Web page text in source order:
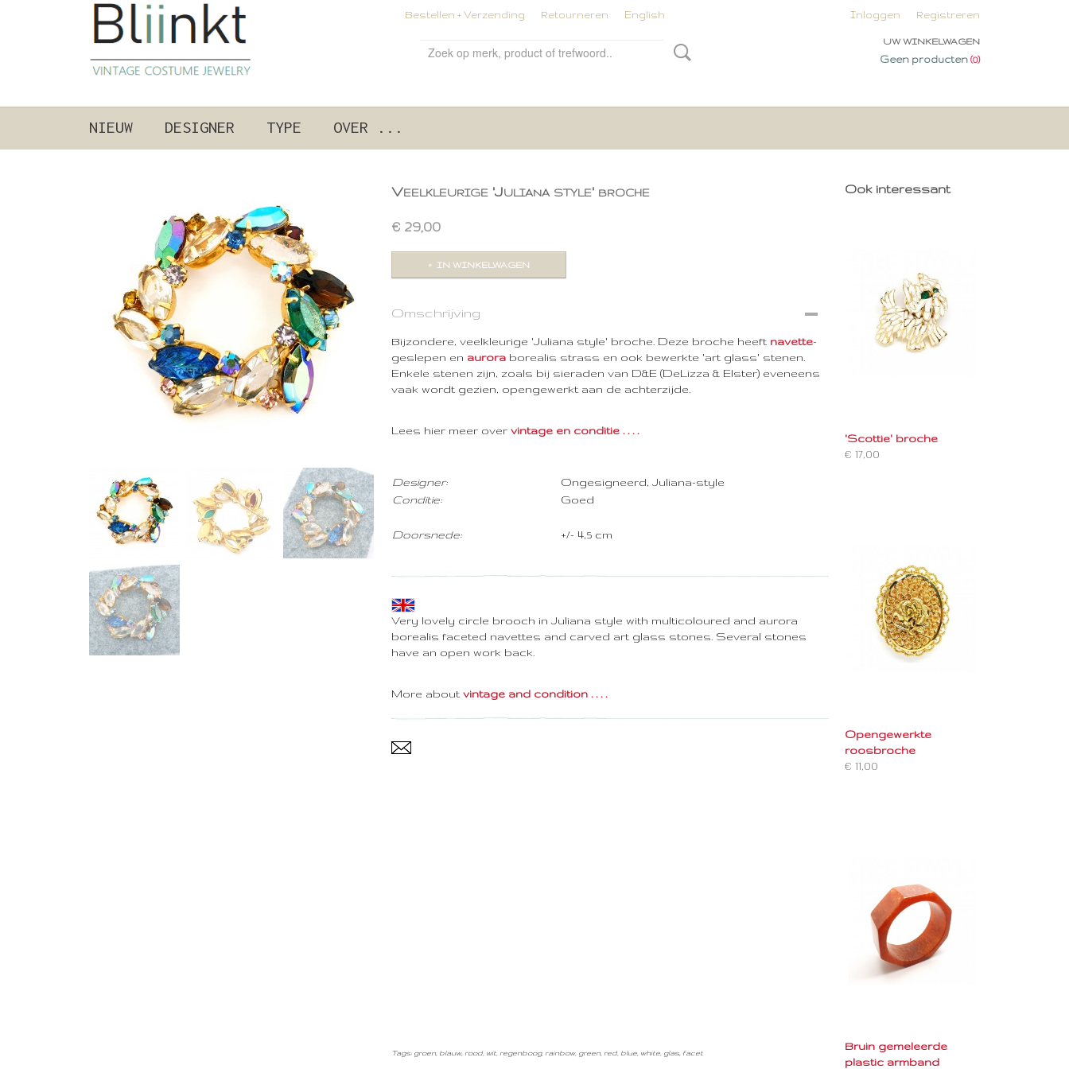
Bestellen + Verzending Retourneren English Inloggen Registreren
UW WINKELWAGEN
Geen producten (0)
NIEUW DESIGNER TYPE OVER ...
Veelkleurige 'Juliana style' broche
€ 29,00
IN WINKELWAGEN
Omschrijving
Bijzondere, veelkleurige 'Juliana style' broche. Deze broche heeft navette-
geslepen en aurora borealis strass en ook bewerkte 'art glass' stenen.
Enkele stenen zijn, zoals bij sieraden van D&E (DeLizza & Elster) eveneens
vaak wordt gezien, opengewerkt aan de achterzijde.
Lees hier meer over vintage en conditie . . . .
Designer:
Ongesigneerd, Juliana-style
Conditie:
Goed
Doorsnede: +/- 4,5 cm
Very lovely circle brooch in Juliana style with multicoloured and aurora
borealis faceted navettes and carved art glass stones. Several stones
have an open work back.
More about vintage and condition . . . .
Tags: groen, blauw, rood, wit, regenboog, rainbow, green, red, blue, white, glas, facet
Ook interessant
'Scottie' broche
€ 17,00
Opengewerkte
roosbroche
€ 11,00
Bruin gemeleerde
plastic armband